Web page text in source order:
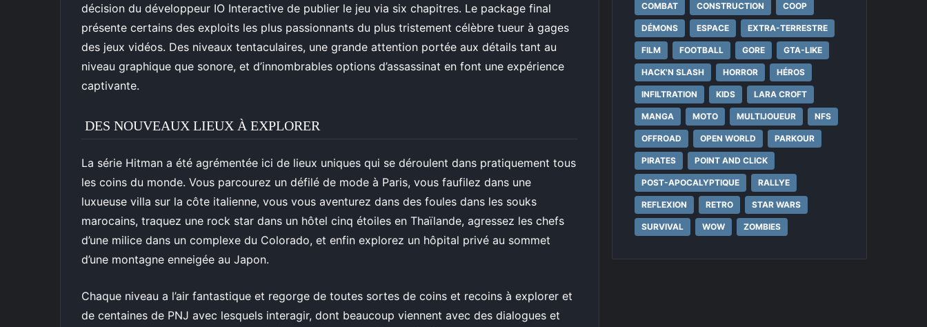
décision du développeur IO Interactive de publier le jeu via six chapitres. Le package final
présente certains des exploits les plus passionnants du plus tristement célèbre tueur à gages
des jeux vidéos. Des niveaux tentaculaires, une grande attention portée aux détails tant au
niveau graphique que sonore, et d’innombrables options d’assassinat en font une expérience
captivante.
DES NOUVEAUX LIEUX À EXPLORER
La série Hitman a été agrémentée ici de lieux uniques qui se déroulent dans pratiquement tous
les coins du monde. Vous parcourez un défilé de mode à Paris, vous faufilez dans une
luxueuse villa sur la côte italienne, vous vous aventurez dans des foules dans les souks
marocains, traquez une rock star dans un hôtel cinq étoiles en Thaïlande, agressez les chefs
d’une milice dans un complexe du Colorado, et enfin explorez un hôpital privé au sommet
d’une montagne enneigée au Japon.
Chaque niveau a l’air fantastique et regorge de toutes sortes de coins et recoins à explorer et
de centaines de PNJ avec lesquels interagir, dont beaucoup viennent avec des dialogues et
COMBAT CONSTRUCTION COOP
DÉMONS ESPACE EXTRA-TERRESTRE
FILM FOOTBALL GORE GTA-LIKE
HACK'N SLASH HORROR HÉROS
INFILTRATION KIDS LARA CROFT
MANGA MOTO MULTIJOUEUR NFS
OFFROAD OPEN WORLD PARKOUR
PIRATES POINT AND CLICK
POST-APOCALYPTIQUE RALLYE
REFLEXION RETRO STAR WARS
SURVIVAL WOW ZOMBIES